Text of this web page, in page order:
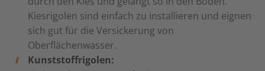
Kiesrigolen sind einfach zu installieren und eignen
sich gut für die Versickerung von
Oberflächenwasser.
Kunststoffrigolen: